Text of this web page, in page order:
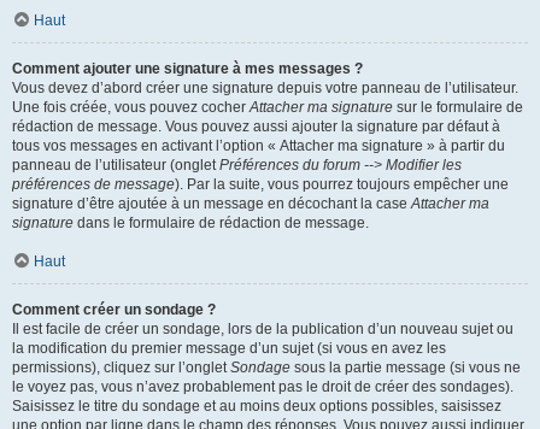
Haut
Comment ajouter une signature à mes messages ?
Vous devez d’abord créer une signature depuis votre panneau de l’utilisateur.
Une fois créée, vous pouvez cocherAttacher ma signature sur le formulaire de
rédaction de message. Vous pouvez aussi ajouter la signature par défaut à
tous vos messages en activant l’option « Attacher ma signature » à partir du
panneau de l’utilisateur (ongletPréférences du forum --> Modifier les
préférences de message). Par la suite, vous pourrez toujours empêcher une
signature d’être ajoutée à un message en décochant la caseAttacher ma
signature dans le formulaire de rédaction de message.
Haut
Comment créer un sondage ?
Il est facile de créer un sondage, lors de la publication d’un nouveau sujet ou
la modification du premier message d’un sujet (si vous en avez les
permissions), cliquez sur l’ongletSondage sous la partie message (si vous ne
le voyez pas, vous n’avez probablement pas le droit de créer des sondages).
Saisissez le titre du sondage et au moins deux options possibles, saisissez
une option par ligne dans le champ des réponses. Vous pouvez aussi indiquer